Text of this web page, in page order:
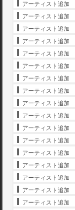
アーティスト追加
アーティスト追加
アーティスト追加
アーティスト追加
アーティスト追加
アーティスト追加
アーティスト追加
アーティスト追加
アーティスト追加
アーティスト追加
アーティスト追加
アーティスト追加
アーティスト追加
アーティスト追加
アーティスト追加
アーティスト追加
アーティスト追加